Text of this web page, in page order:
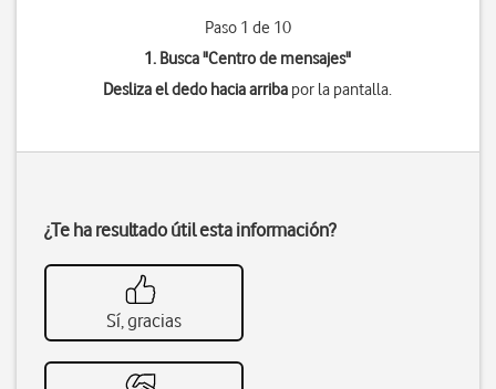
Paso 1 de 10
1. Busca "Centro de mensajes"
Desliza el dedo hacia arriba por la pantalla.
¿Te ha resultado útil esta información?
Sí, gracias